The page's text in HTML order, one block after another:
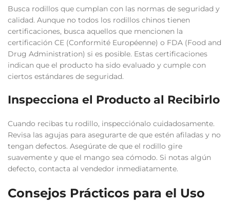
Busca rodillos que cumplan con las normas de seguridad y
calidad. Aunque no todos los rodillos chinos tienen
certificaciones, busca aquellos que mencionen la
certificación CE (Conformité Européenne) o FDA (Food and
Drug Administration) si es posible. Estas certificaciones
indican que el producto ha sido evaluado y cumple con
ciertos estándares de seguridad.
Inspecciona el Producto al Recibirlo
Cuando recibas tu rodillo, inspecciónalo cuidadosamente.
Revisa las agujas para asegurarte de que estén afiladas y no
tengan defectos. Asegúrate de que el rodillo gire
suavemente y que el mango sea cómodo. Si notas algún
defecto, contacta al vendedor inmediatamente.
Consejos Prácticos para el Uso